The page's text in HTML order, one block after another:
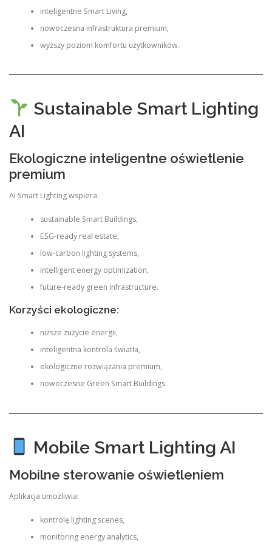
inteligentne Smart Living,
nowoczesna infrastruktura premium,
wyższy poziom komfortu użytkowników.
Sustainable Smart Lighting
AI
Ekologiczne inteligentne oświetlenie
premium
AI Smart Lighting wspiera:
sustainable Smart Buildings,
ESG-ready real estate,
low-carbon lighting systems,
intelligent energy optimization,
future-ready green infrastructure.
Korzyści ekologiczne:
niższe zużycie energii,
inteligentna kontrola światła,
ekologiczne rozwiązania premium,
nowoczesne Green Smart Buildings.
Mobile Smart Lighting AI
Mobilne sterowanie oświetleniem
Aplikacja umożliwia:
kontrolę lighting scenes,
monitoring energy analytics,